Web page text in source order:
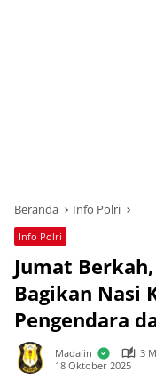
Beranda Info Polri
Info Polri
Jumat
Bagikan Nasi
Pengendara
Madalin
3
18 Oktober 2025